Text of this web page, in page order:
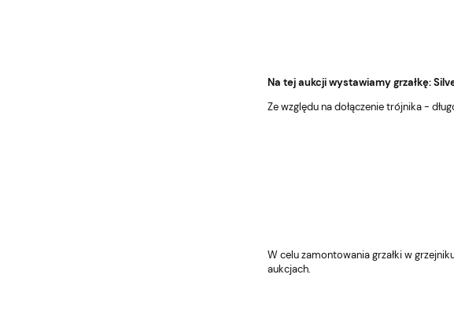
Na tej aukcji wystawiamy grzałkę:
Ze względu na dołączenie trójnika -
W celu zamontowania grzałki w
aukcjach.